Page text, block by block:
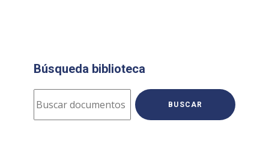
Búsqueda biblioteca
BUSCAR